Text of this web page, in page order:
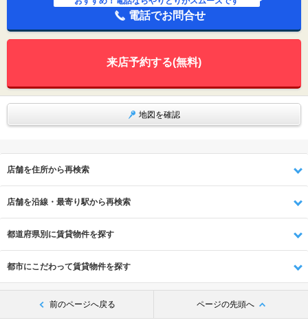
電話でお問合せ
来店予約する(無料)
地図を確認
店舗を住所から再検索
店舗を沿線・最寄り駅から再検索
都道府県別に賃貸物件を探す
都市にこだわって賃貸物件を探す
前のページへ戻る ページの先頭へ